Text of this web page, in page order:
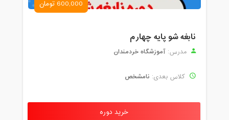
600,000 تومان
نابغه شو پایه چهارم
مدرس: آموزشگاه خردمندان
کلاس بعدی: نامشخص
خرید دوره